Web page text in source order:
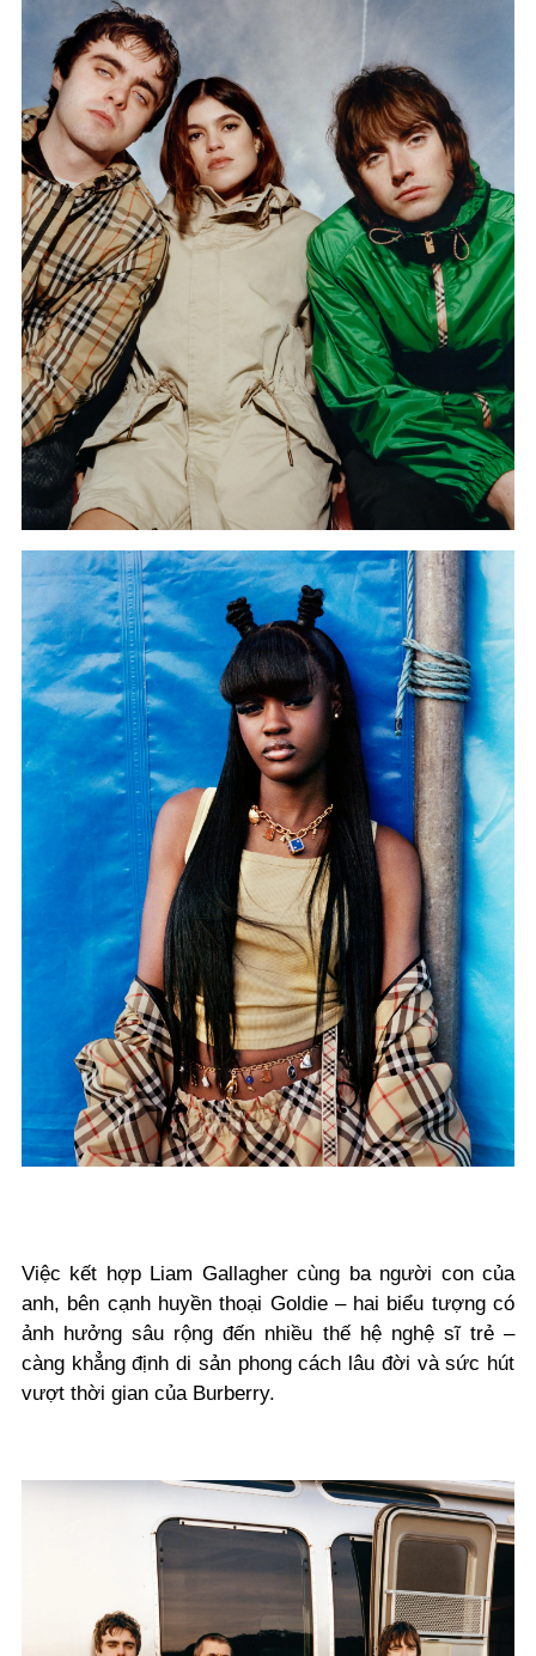
Việc kết hợp Liam Gallagher cùng ba người con của
anh, bên cạnh huyền thoại Goldie – hai biểu tượng có
ảnh hưởng sâu rộng đến nhiều thế hệ nghệ sĩ trẻ –
càng khẳng định di sản phong cách lâu đời và sức hút
vượt thời gian của Burberry.